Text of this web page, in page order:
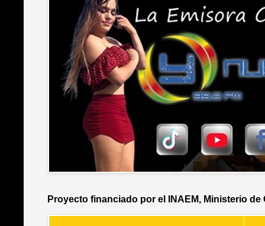
Proyecto financiado por el INAEM, Ministerio de